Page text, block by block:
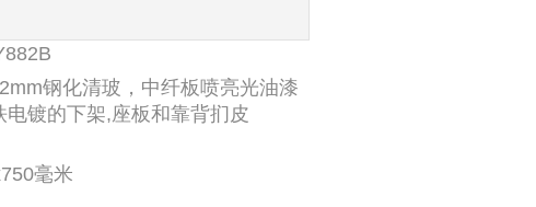
钢化清玻，中纤板喷亮光油漆
电镀的下架,座板和靠背扪皮
毫米